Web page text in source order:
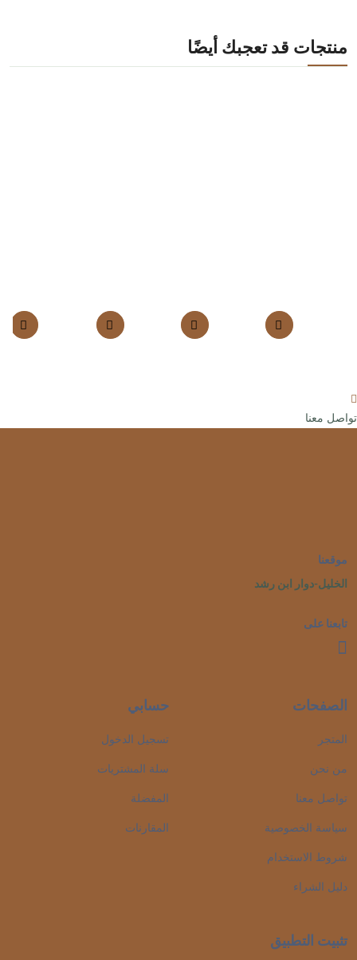
منتجات قد تعجبك أيضًا
تواصل معنا
موقعنا
الخليل-دوار ابن رشد
تابعنا على
الصفحات
المتجر
من نحن
تواصل معنا
سياسة الخصوصية
شروط الاستخدام
دليل الشراء
حسابي
تسجيل الدخول
سلة المشتريات
المفضلة
المقارنات
تثبيت التطبيق